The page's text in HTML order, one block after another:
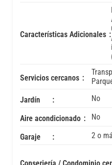
Características Adicionales
Servicios cercanos
Jardín
No
Aire acondicionado No
Garaje 2 o